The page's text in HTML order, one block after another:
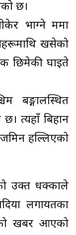
छ।
भाग्ने क्रममा
खसेको
छिमेकी घाइते
बङ्गालस्थित
त्यहाँ बिहान
हल्लिएको
उक्त धक्काले
लगायतका
खबर आएको